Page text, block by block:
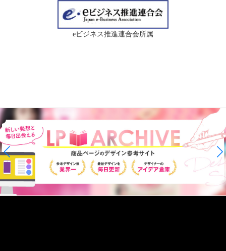
eビジネス推進連合会所属